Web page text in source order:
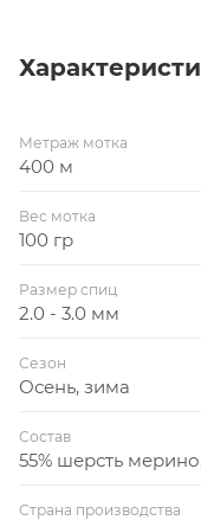
Метраж мотка
400 м
Вес мотка
100 гр
Размер спиц
2.0 - 3.0 мм
Сезон
Осень, зима
Состав
55% шерсть
Страна производства